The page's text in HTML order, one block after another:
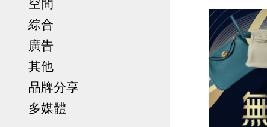
綜合
廣告
其他
品牌分享
多媒體